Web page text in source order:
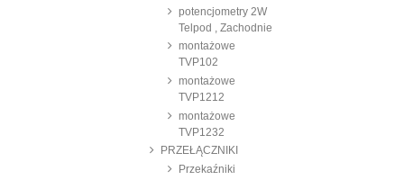
potencjometry 2W
Telpod , Zachodnie
montażowe
TVP102
montażowe
TVP1212
montażowe
TVP1232
PRZEŁĄCZNIKI
Przekaźniki